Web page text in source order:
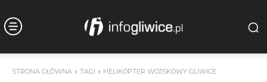
STRONA GŁÓWNA TAGI HELIKOPTER WOJSKOWY GLIWICE